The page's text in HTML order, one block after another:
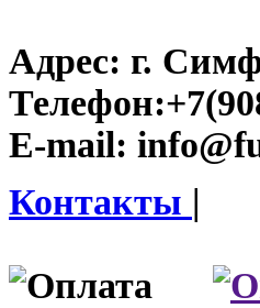
Адрес: г.
Телефон:
E-mail:
Контакты |